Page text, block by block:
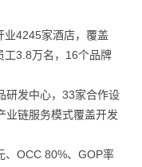
业4245家酒店，覆盖
工3.8万名，16个品牌
研发中心，33家合作设
业链服务模式覆盖开发
、OCC 80%、GOP率